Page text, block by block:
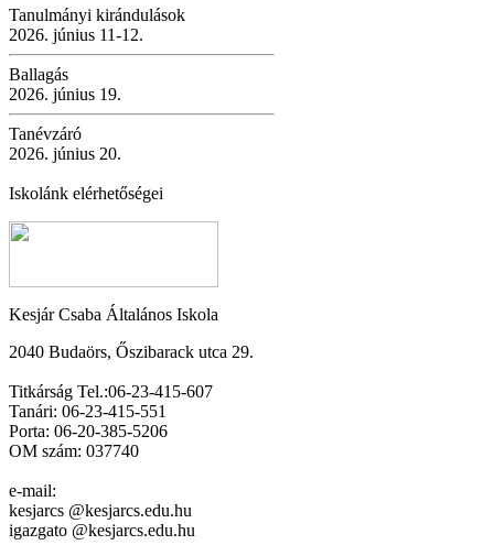
Tanulmányi kirándulások
2026. június 11-12.
Ballagás
2026. június 19.
Tanévzáró
2026. június 20.
Iskolánk elérhetőségei
Kesjár Csaba Általános Iskola
2040 Budaörs, Őszibarack utca 29.
Titkárság Tel.:06-23-415-607
Tanári: 06-23-415-551
Porta: 06-20-385-5206
OM szám: 037740
e-mail:
kesjarcs @kesjarcs.edu.hu
igazgato @kesjarcs.edu.hu